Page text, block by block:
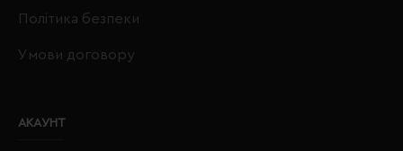
Політика безпеки
Умови договору
АКАУНТ